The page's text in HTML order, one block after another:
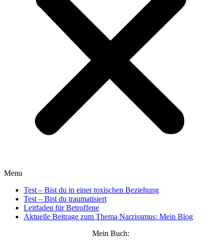
Menu
Test – Bist du in einer toxischen Beziehung
Test – Bist du traumatisiert
Leitfaden für Betroffene
Aktuelle Beitrage zum Thema Narzissmus: Mein Blog
Mein Buch: